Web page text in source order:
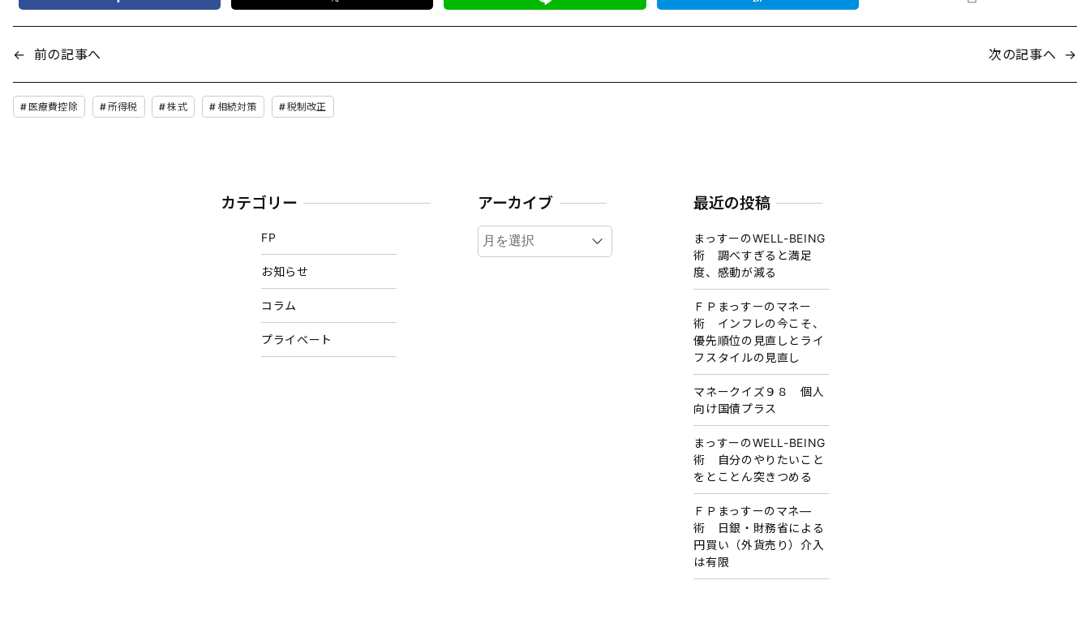
← 前の記事へ 次の記事へ →
医療費控除 所得税 株式 相続対策 税制改正
カテゴリー
FP
お知らせ
コラム
プライベート
アーカイブ
ア
ー
最近の投稿
まっすーのWELL-BEING
術 調べすぎると満足
度、感動が減る
ＦＰまっすーのマネー
術 インフレの今こそ、
優先順位の見直しとライ
フスタイルの見直し
マネークイズ９８ 個人
向け国債プラス
まっすーのWELL-BEING
術 自分のやりたいこと
をとことん突きつめる
ＦＰまっすーのマネ―
術 日銀・財務省による
円買い（外貨売り）介入
は有限